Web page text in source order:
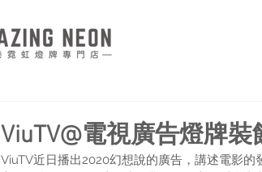
ViuTV@電視廣告燈牌裝
ViuTV近日播出2020幻想說的廣告，講述電影